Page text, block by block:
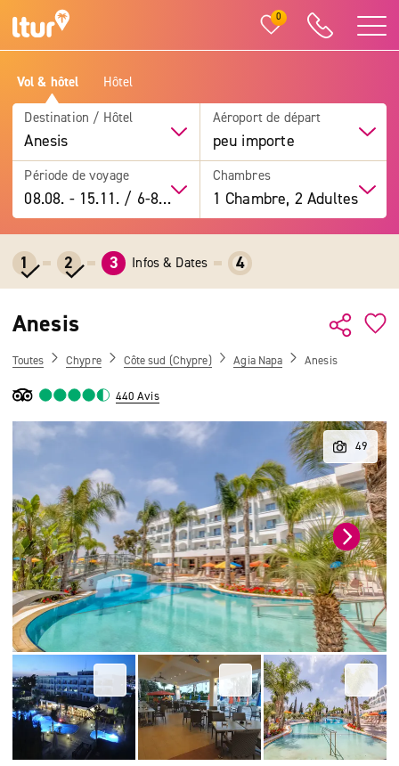
0
Vol & hôtel Hôtel
Destination / Hôtel
Anesis
Aéroport de départ
peu importe
Période de voyage
08.08. -15.11. / 6-8 jours
Chambres
1 Chambre, 2 Adultes
1 2 3 Infos & Dates 4
Anesis
Toutes Chypre Côte sud (Chypre) Agia Napa Anesis
440 Avis